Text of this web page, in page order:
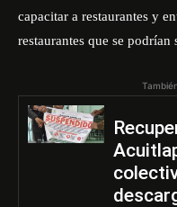
capacitar a restaurantes y
restaurantes que se podrían